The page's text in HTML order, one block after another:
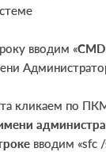
вводим «CMD
кликаем по
вводим «sfc